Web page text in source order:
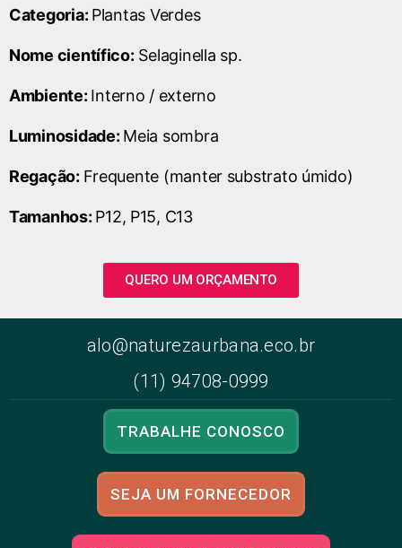
Categoria: Plantas Verdes
Nome científico: Selaginella sp.
Ambiente: Interno / externo
Luminosidade: Meia sombra
Regação: Frequente (manter substrato úmido)
Tamanhos: P12, P15, C13
QUERO UM ORÇAMENTO
alo@naturezaurbana.eco.br
(11) 94708-0999
TRABALHE CONOSCO
SEJA UM FORNECEDOR